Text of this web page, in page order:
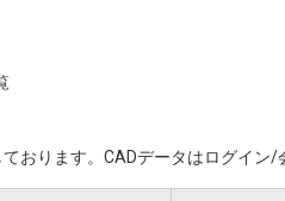
おります。​CADデータはログイン